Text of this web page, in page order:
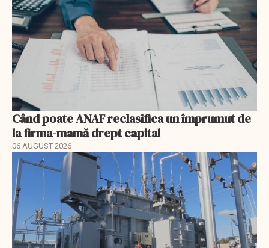
Când poate ANAF reclasifica un împrumut de
la firma-mamă drept capital
06 AUGUST 2026